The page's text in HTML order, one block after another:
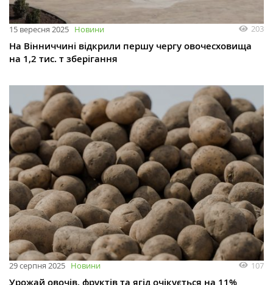
15 вересня 2025 Новини 203
На Вінниччині відкрили першу чергу овочесховища
на 1,2 тис. т зберігання
29 серпня 2025 Новини 107